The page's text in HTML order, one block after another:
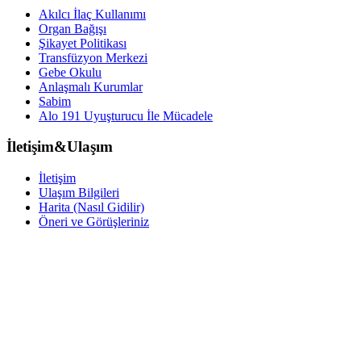
Akılcı İlaç Kullanımı
Organ Bağışı
Şikayet Politikası
Transfüzyon Merkezi
Gebe Okulu
Anlaşmalı Kurumlar
Sabim
Alo 191 Uyuşturucu İle Mücadele
İletişim&Ulaşım
İletişim
Ulaşım Bilgileri
Harita (Nasıl Gidilir)
Öneri ve Görüşleriniz